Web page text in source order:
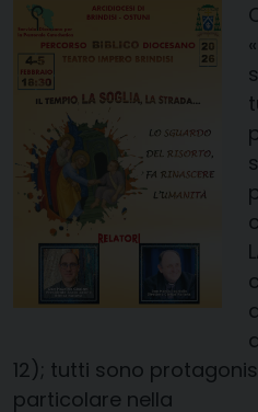
12); tutti sono
particolare nella